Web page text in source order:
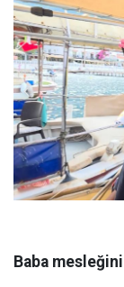
Baba